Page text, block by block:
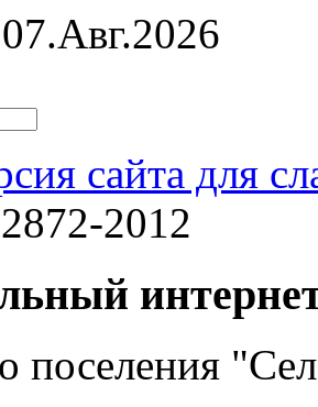
сайта для
2012
поселения